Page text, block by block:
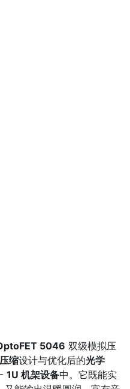
5046 双级模拟压
缩设计与优化后的光学
1U 机架设备中。它既能实